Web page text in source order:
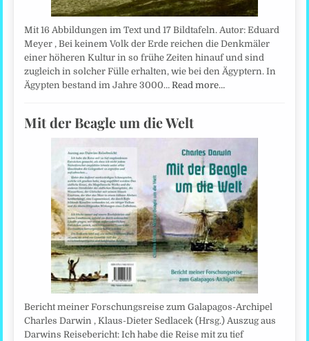
Mit 16 Abbildungen im Text und 17 Bildtafeln. Autor: Eduard
Meyer , Bei keinem Volk der Erde reichen die Denkmäler
einer höheren Kultur in so frühe Zeiten hinauf und sind
zugleich in solcher Fülle erhalten, wie bei den Ägyptern. In
Ägypten bestand im Jahre 3000…Read more…
Mit der Beagle um die Welt
Bericht meiner Forschungsreise zum Galapagos-Archipel
Charles Darwin , Klaus-Dieter Sedlacek (Hrsg.) Auszug aus
Darwins Reisebericht: Ich habe die Reise mit zu tief